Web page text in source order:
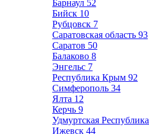
Барнаул 52
Бийск 10
Рубцовск 7
Саратовская область 93
Саратов 50
Балаково 8
Энгельс 7
Республика Крым 92
Симферополь 34
Ялта 12
Керчь 9
Удмуртская Республика
Ижевск 44